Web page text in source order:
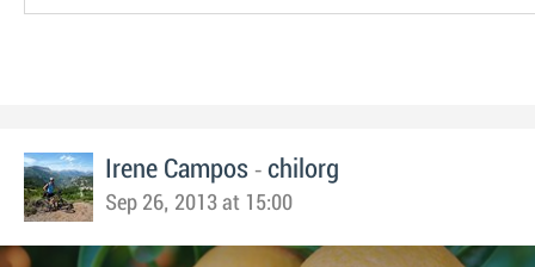
Irene Campos - chilorg
Sep 26, 2013 at 15:00